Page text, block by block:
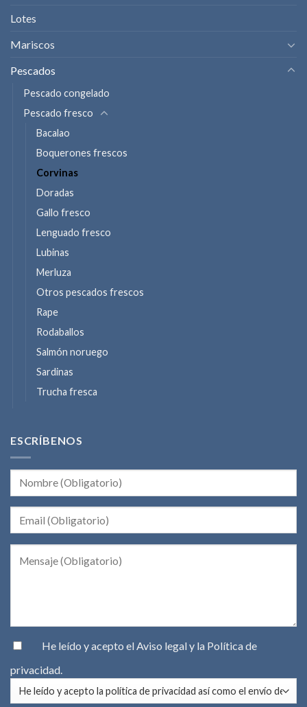
Lotes
Mariscos
Pescados
Pescado congelado
Pescado fresco
Bacalao
Boquerones frescos
Corvinas
Doradas
Gallo fresco
Lenguado fresco
Lubinas
Merluza
Otros pescados frescos
Rape
Rodaballos
Salmón noruego
Sardinas
Trucha fresca
ESCRÍBENOS
He leído y acepto elAviso legaly la Política de
privacidad.